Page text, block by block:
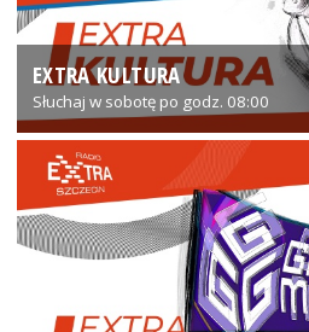
EXTRA KULTURA
Słuchaj w sobotę po godz. 08:00